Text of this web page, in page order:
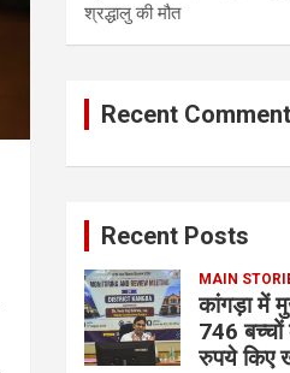
श्रद्धालु की मौत
Recent
Recent Posts
MAIN
कांगड़ा में
746 बच्चों
रुपये किए